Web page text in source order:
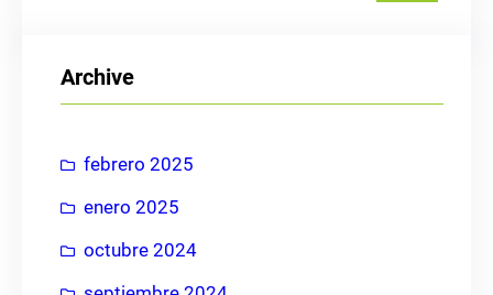
aArchive
febrero 2025
enero 2025
octubre 2024